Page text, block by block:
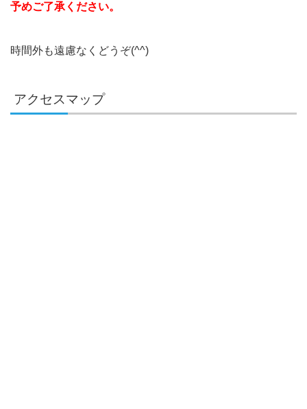
予めご了承ください。
時間外も遠慮なくどうぞ(^^)
アクセスマップ